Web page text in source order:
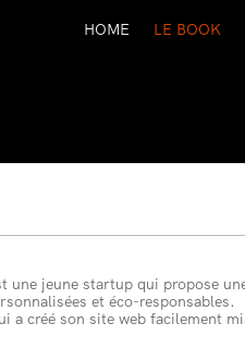
HOME LE BOOK
une jeune startup qui propose
et éco-responsables.
a créé son site web facilement